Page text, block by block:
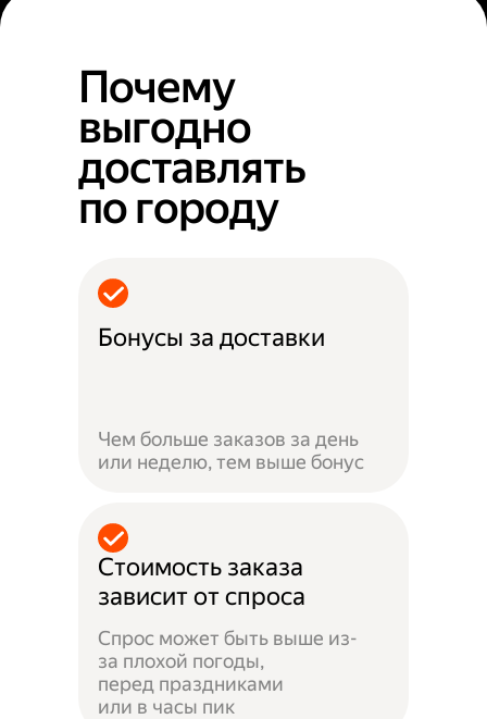
Почему
выгодно
доставлять
по городу
Бонусы за доставки
Чем больше заказов за день
или неделю, тем выше бонус
Стоимость заказа
зависит от спроса
Спрос может быть выше из-
за плохой погоды,
перед праздниками
или в часы пик